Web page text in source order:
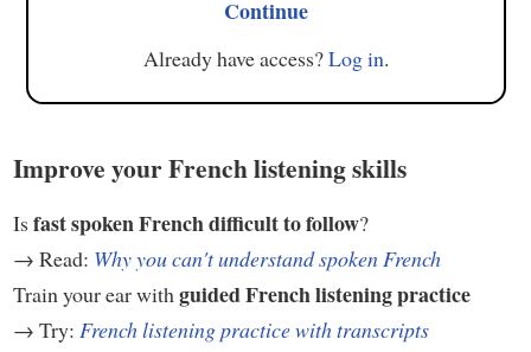
Continue
Already have access?Log in.
Improve your French listening skills
Isfast spoken French difficult to follow?
→ Read: Why you can't understand spoken French
Train your ear with guided French listening practice
→ Try: French listening practice with transcripts